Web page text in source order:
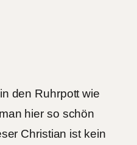
den Ruhrpott wie
hier so schön
Christian ist kein